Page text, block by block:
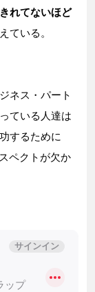
れてないほど
ている。
ネス・パート
ている人達は
するために
ペクトが欠か